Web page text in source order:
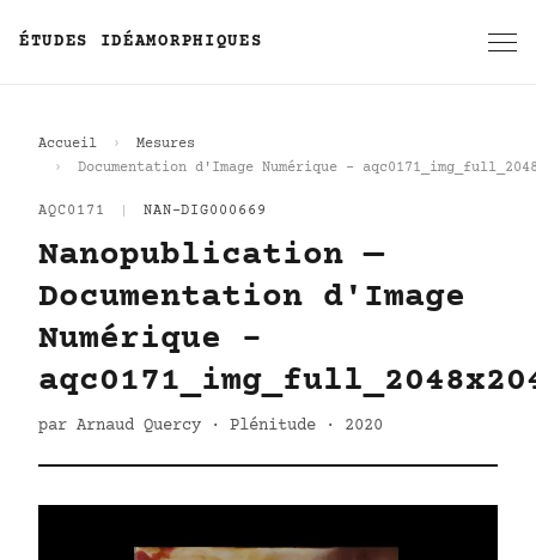
ÉTUDES IDÉAMORPHIQUES
Accueil
Mesures
Documentation d'Image Numérique -
AQC0171 NAN-DIG000669
Nanopublication —
Documentation d'Image
Numérique -
par Arnaud Quercy · Plénitude · 2020